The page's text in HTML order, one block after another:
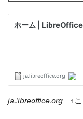
ja.libreoffice.org ↑こ